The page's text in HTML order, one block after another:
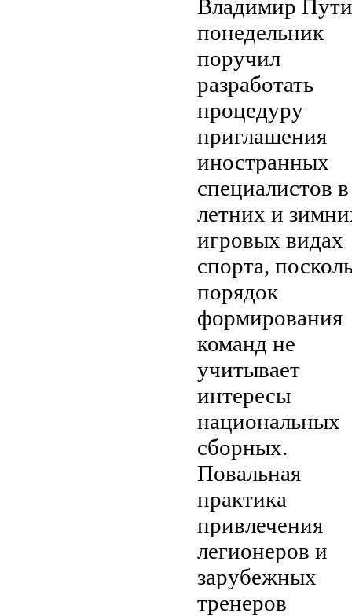
Владимир
понедельник
поручил
разработать
процедуру
приглашения
иностранных
специалистов в
летних и
игровых видах
спорта,
порядок
формирования
команд не
учитывает
интересы
национальных
сборных.
Повальная
практика
привлечения
легионеров и
зарубежных
тренеров